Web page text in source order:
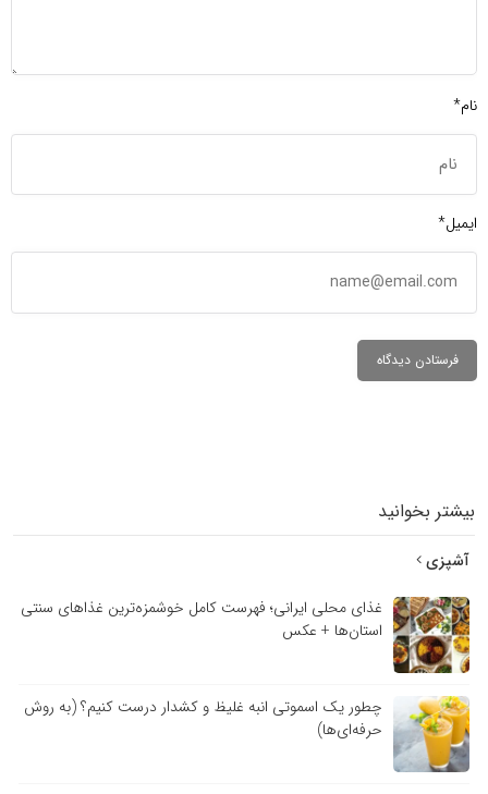
نام*
ایمیل*
بیشتر بخوانید
آشپزی
غذای محلی ایرانی؛ فهرست کامل خوشمزه‌ترین غذاهای سنتی
استان‌ها + عکس
چطور یک اسموتی انبه غلیظ و کشدار درست کنیم؟ (به روش
حرفه‌ای‌ها)